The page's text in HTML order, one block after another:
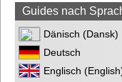
Guides nach
Dänisch (Dansk)
Deutsch
Englisch